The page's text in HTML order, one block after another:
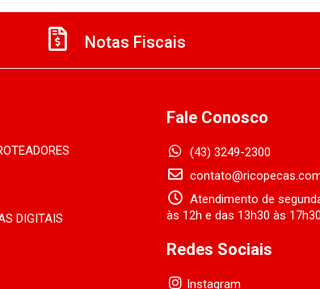
Notas Fiscais
DIGITAIS
Fale Conosco
(43) 3249-2300
Atendimento de
às 12h e das 13h30 às 17h30
Redes Sociais
Instagram